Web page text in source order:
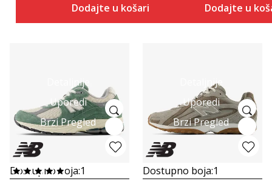
Dodajte u košaricu Dodajte u
Detaljnije
Uporedi
Brzi Pregled
Dostupno boja:1
Detaljnije
Uporedi
Brzi Pregled
Dostupno boja:1